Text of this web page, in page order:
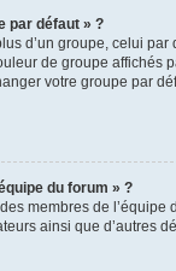
par défaut » ?
d’un groupe, celui par
de groupe affichés
votre groupe par
du forum » ?
membres de l’équipe
ainsi que d’autres